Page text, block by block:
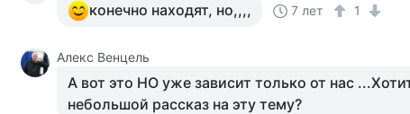
конечно находят, но,,,, 7 лет 1
Алекс Венцель
А вот это НО уже зависит только от нас
небольшой рассказ на эту тему?